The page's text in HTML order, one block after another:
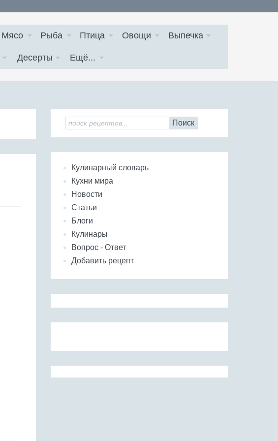
Мясо Рыба Птица Овощи Выпечка
Десерты Ещё...
Поиск
Кулинарный словарь
Кухни мира
Новости
Статьи
Блоги
Кулинары
Вопрос - Ответ
Добавить рецепт